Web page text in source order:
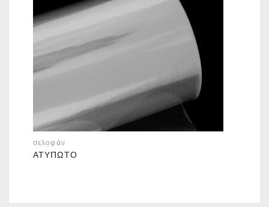
σελοφάν
ΑΤΎΠΩΤΟ